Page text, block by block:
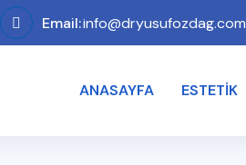
Email:info@dryusufozdag.com
ANASAYFA ESTETIK